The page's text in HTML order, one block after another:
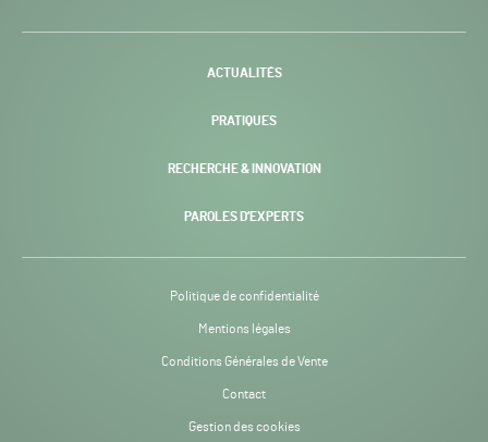
-
ACTUALITÉS
PRATIQUES
RECHERCHE & INNOVATION
PAROLES D’EXPERTS
Politique de confidentialité
Mentions légales
Conditions Générales de Vente
Contact
Gestion des cookies